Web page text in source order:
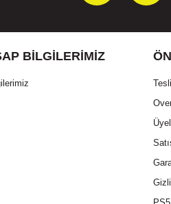
BILGILERIMIZ